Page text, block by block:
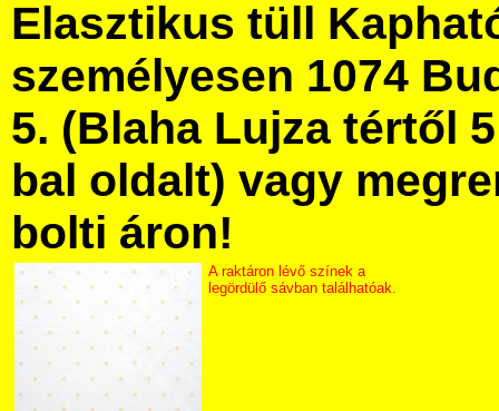
Elasztikus tüll
személyesen 1074
5. (Blaha Lujza tértől
bal oldalt) vagy
bolti áron!
A raktáron lévő színek a
legördülő sávban találhatóak.